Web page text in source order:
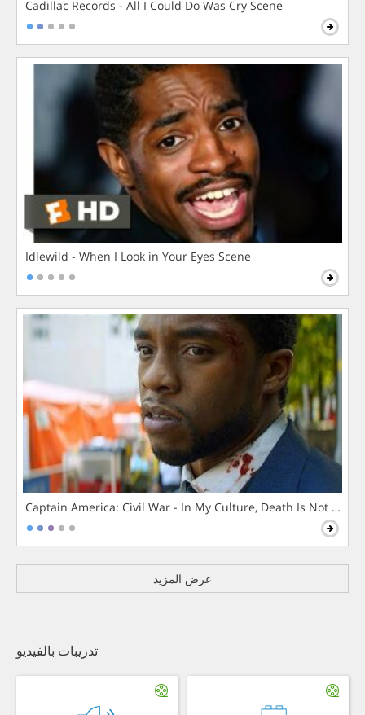
Cadillac Records - All I Could Do Was Cry Scene
Idlewild - When I Look in Your Eyes Scene
Captain America: Civil War - In My Culture, Death Is Not The
عرض المزيد
تدريبات بالفيديو